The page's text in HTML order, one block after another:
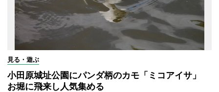
見る・遊ぶ
小田原城址公園にパンダ柄のカモ「ミコアイサ」
お堀に飛来し人気集める